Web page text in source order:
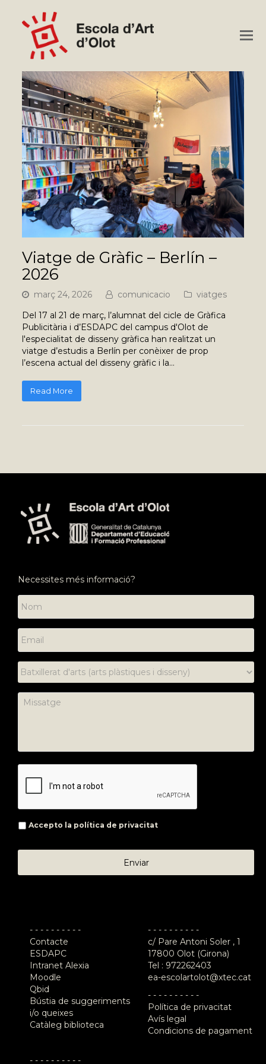
Viatge de Gràfic – Berlín –
2026
març 24, 2026 comunicacio
viatges
Del 17 al 21 de març, l’alumnat del cicle de Gràfica
Publicitària i d’ESDAPC del campus d'Olot de
l'especialitat de disseny gràfica han realitzat un
viatge d’estudis a Berlín per conèixer de prop
l’escena actual del disseny gràfic i la…
Read More
Necessites més informació?
Accepto la política de privacitat
- - - - - - - - - -
Contacte
ESDAPC
Intranet Alexia
Moodle
Qbid
Bústia de suggeriments
i/o queixes
Catàleg biblioteca
- - - - - - - - - -
- - - - - - - - - -
c/ Pare Antoni Soler , 1
17800 Olot (Girona)
Tel : 972262403
ea-escolartolot@xtec.cat
- - - - - - - - - -
Política de privacitat
Avís legal
Condicions de pagament